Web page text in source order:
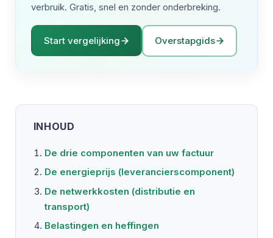
verbruik. Gratis, snel en zonder onderbreking.
Start vergelijking Overstapgids
INHOUD
De drie componenten van uw factuur
De energieprijs (leverancierscomponent)
De netwerkkosten (distributie en
transport)
Belastingen en heffingen